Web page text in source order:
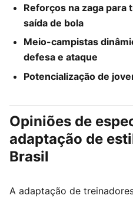
Reforços na zaga para
saída de bola
Meio-campistas
defesa e ataque
Potencialização de
Opiniões de
adaptação de
Brasil
A adaptação de